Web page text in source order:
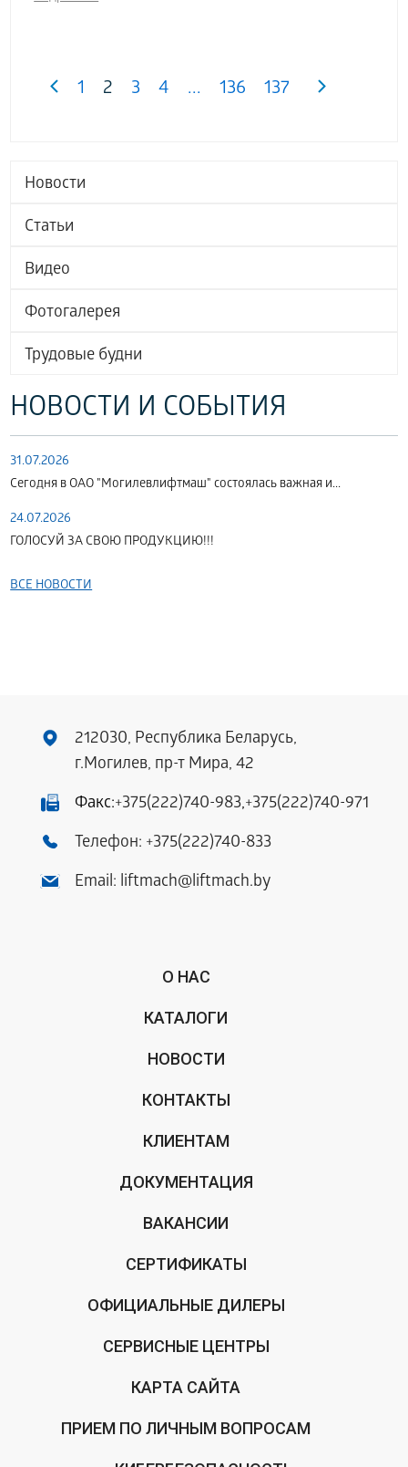
Новости
Статьи
Видео
Фотогалерея
Трудовые будни
НОВОСТИ И СОБЫТИЯ
31.07.2026
Сегодня в ОАО "Могилевлифтмаш" состоялась важная и...
24.07.2026
ГОЛОСУЙ ЗА СВОЮ ПРОДУКЦИЮ!!!
ВСЕ НОВОСТИ
1 2 3 4 ... 136 137
212030, Республика Беларусь,
г.Могилев, пр-т Мира, 42
Факс:+375(222)740-983,+375(222)740-971
Телефон: +375(222)740-833
Email: liftmach@liftmach.by
О НАС
КАТАЛОГИ
НОВОСТИ
КОНТАКТЫ
КЛИЕНТАМ
ДОКУМЕНТАЦИЯ
ВАКАНСИИ
СЕРТИФИКАТЫ
ОФИЦИАЛЬНЫЕ ДИЛЕРЫ
СЕРВИСНЫЕ ЦЕНТРЫ
КАРТА САЙТА
ПРИЕМ ПО ЛИЧНЫМ ВОПРОСАМ